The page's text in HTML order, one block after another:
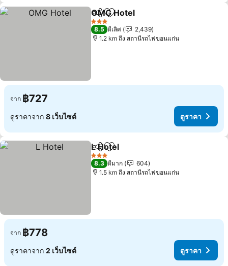
แชร์ เพิ่มในรายการโปรด
OMG Hotel
3 ดาว
8.5 ดีเลิศ
2,439
1.2 km ถึง สถานีรถไฟขอนแก่น
จาก ฿727
ดูราคาจาก 8 เว็บไซต์ ดูราคา
แชร์ เพิ่มในรายการโปรด
L Hotel
3 ดาว
8.3 ดีมาก
604
1.5 km ถึง สถานีรถไฟขอนแก่น
จาก ฿778
ดูราคาจาก 2 เว็บไซต์ ดูราคา